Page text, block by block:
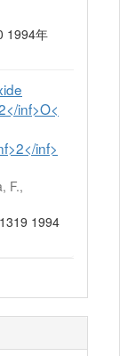
1994年
inf>O<
inf>
F.,
1994